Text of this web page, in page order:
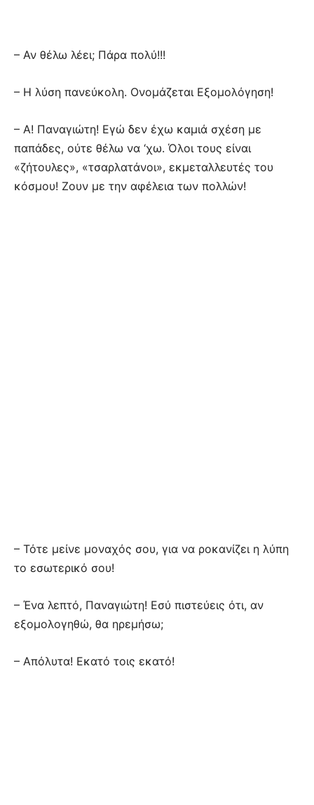
– Αν θέλω λέει; Πάρα πολύ!!!
– Η λύση πανεύκολη. Ονομάζεται Εξομολόγηση!
– Α! Παναγιώτη! Εγώ δεν έχω καμιά σχέση με
παπάδες, ούτε θέλω να ‘χω. Όλοι τους είναι
«ζήτουλες», «τσαρλατάνοι», εκμεταλλευτές του
κόσμου! Ζουν με την αφέλεια των πολλών!
– Τότε μείνε μοναχός σου, για να ροκανίζει η λύπη
το εσωτερικό σου!
– Ένα λεπτό, Παναγιώτη! Εσύ πιστεύεις ότι, αν
εξομολογηθώ, θα ηρεμήσω;
– Απόλυτα! Εκατό τοις εκατό!